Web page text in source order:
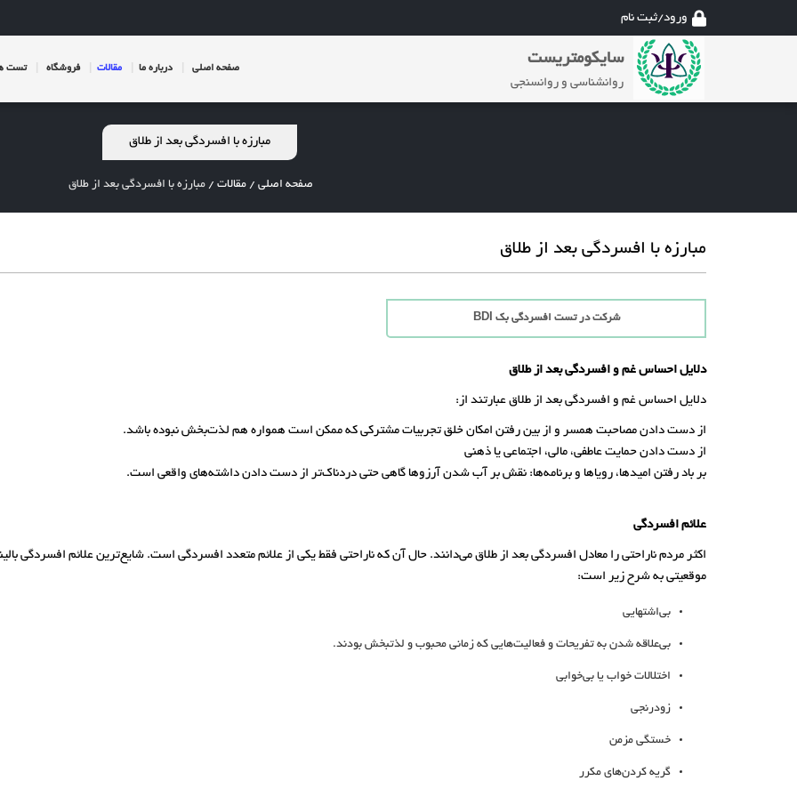
ورود/ثبت نام
سایکومتریست
روانشناسی و روانسنجی
صفحه اصلی درباره ما مقالات فروشگاه تست
مبارزه با افسردگی بعد از طلاق
صفحه اصلی /مقالات /مبارزه با افسردگی بعد از طلاق
مبارزه با افسردگی بعد از طلاق
شرکت در تست افسردگی بک BDI
دلایل احساس غم و افسردگی بعد از طلاق
دلایل احساس غم و افسردگی بعد از طلاق عبارتند از:
از دست دادن مصاحبت همسر و از بین رفتن امکان خلق تجربیات مشترکی که ممکن است همواره هم لذت‌بخش نبوده باشد.
از دست دادن حمایت عاطفی، مالی، اجتماعی یا ذهنی
بر باد رفتن امیدها، رویاها و برنامه‌ها: نقش بر آب شدن آرزوها گاهی حتی دردناک‌تر از دست دادن داشته‌های واقعی است.
علائم افسردگی
اکثر مردم ناراحتی را معادل افسردگی بعد از طلاق می‌دانند. حال آن که ناراحتی فقط یکی از علائم متعدد افسردگی است. شایع‌ترین علائم افسردگی
موقعیتی به شرح زیر است:
بی‌اشتهایی
بی‌علاقه شدن به تفریحات و فعالیت‌هایی که زمانی محبوب و لذتبخش بودند.
اختلالات خواب یا بی‌خوابی
زودرنجی
خستگی مزمن
گریه کردن‌های مکرر